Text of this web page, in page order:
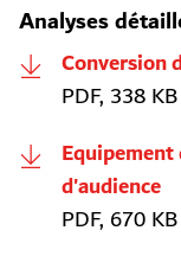
Analyses
Conversion
PDF, 338 KB
d'audience
PDF, 670 KB